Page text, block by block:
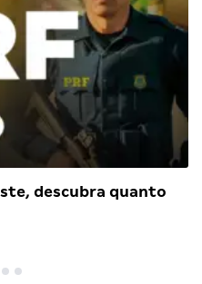
descubra quanto